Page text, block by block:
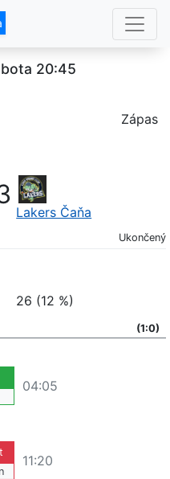
20:45
Zápas
Lakers Čaňa
Ukončený
26 (12 %)
(1:0)
04:05
11:20